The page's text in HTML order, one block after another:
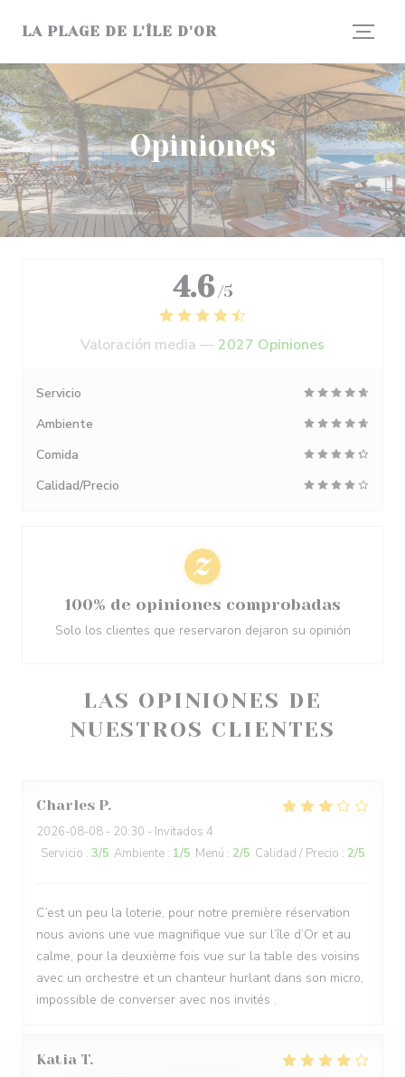
LA PLAGE DE L'ÎLE D'OR
Opiniones
LAS OPINIONES DE
NUESTROS CLIENTES
Charles P
2026-08-08 - 20:30 - Invitados 4
Servicio : 3/5 Ambiente : 1/5 Menú : 2/5 Calidad / Precio : 2/5
C’est un peu la loterie, pour notre première réservation
nous avions une vue magnifique vue sur l’île d’Or et au
calme, pour la deuxième fois vue sur la table des voisins
avec un orchestre et un chanteur hurlant dans son micro,
impossible de converser avec nos invités .
Katia T
4.6 /5
Valoración media — 2027 Opiniones
Servicio
Ambiente
Comida
Calidad/Precio
100% de opiniones comprobadas
Solo los clientes que reservaron dejaron su opinión